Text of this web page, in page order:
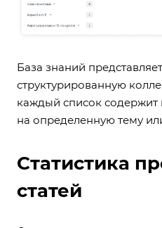
База знаний
структурированную
каждый список содержит
на определенную тему
Статистика
статей